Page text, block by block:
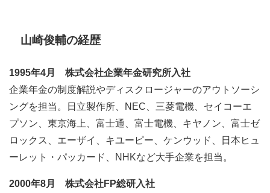
山崎俊輔の経歴
1995年4月 株式会社企業年金研究所入社
企業年金の制度解説やディスクロージャーのアウトソーシ
ングを担当。日立製作所、NEC、三菱電機、セイコーエ
プソン、東京海上、富士通、富士電機、キヤノン、富士ゼ
ロックス、エーザイ、キユーピー、ケンウッド、日本ヒュ
ーレット・パッカード、NHKなど大手企業を担当。
2000年8月 株式会社FP総研入社